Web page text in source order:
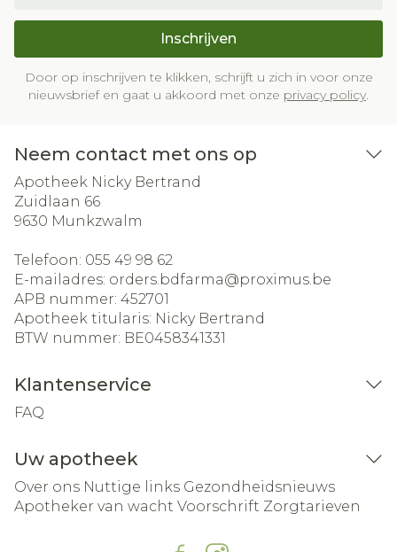
Inschrijven
Door op inschrijven te klikken, schrijft u zich in voor onze
nieuwsbrief en gaat u akkoord met onze privacy policy.
Neem contact met ons op
Apotheek Nicky Bertrand
Zuidlaan 66
9630 Munkzwalm
Telefoon: 055 49 98 62
E-mailadres: orders.bdfarma@proximus.be
APB nummer: 452701
Apotheek titularis: Nicky Bertrand
BTW nummer: BE0458341331
Klantenservice
FAQ
Uw apotheek
Over ons Nuttige links Gezondheidsnieuws
Apotheker van wacht Voorschrift Zorgtarieven